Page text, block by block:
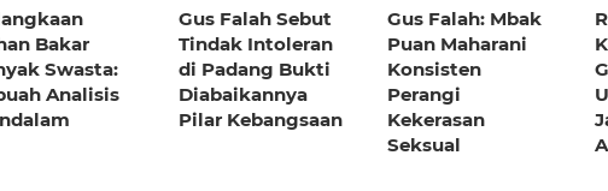
Bakar
Swasta:
Analisis
Gus Falah Sebut
Tindak Intoleran
di Padang Bukti
Diabaikannya
Pilar Kebangsaan
Gus Falah: Mbak
Puan Maharani
Konsisten
Perangi
Kekerasan
Seksual